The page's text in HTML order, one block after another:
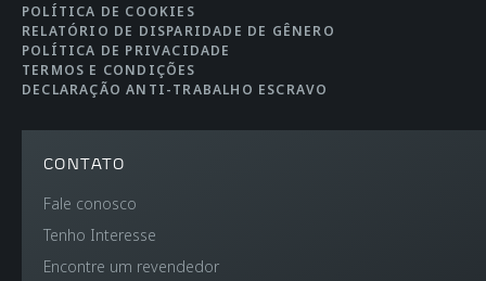
POLÍTICA DE COOKIES
RELATÓRIO DE DISPARIDADE DE GÊNERO
POLÍTICA DE PRIVACIDADE
TERMOS E CONDIÇÕES
DECLARAÇÃO ANTI-TRABALHO ESCRAVO
CONTATO
Fale conosco
Tenho Interesse
Encontre um revendedor